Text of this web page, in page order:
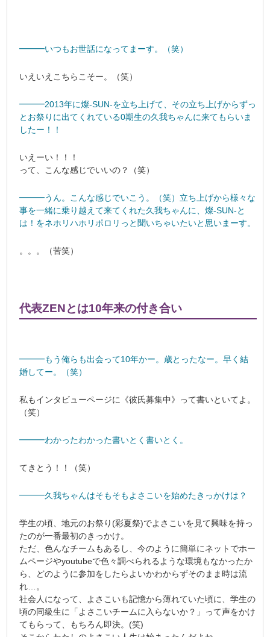
━━━いつもお世話になってまーす。（笑）
いえいえこちらこそー。（笑）
━━━2013年に燦-SUN-を立ち上げて、その立ち上げからずっ
とお祭りに出てくれている0期生の久我ちゃんに来てもらいま
したー！！
いえーい！！！
って、こんな感じでいいの？（笑）
━━━うん。こんな感じでいこう。（笑）立ち上げから様々な
事を一緒に乗り越えて来てくれた久我ちゃんに、燦-SUN-と
は！をネホリハホリポロリっと聞いちゃいたいと思いまーす。
。。。（苦笑）
代表ZENとは10年来の付き合い
━━━もう俺らも出会って10年かー。歳とったなー。早く結
婚してー。（笑）
私もインタビューページに《彼氏募集中》って書いといてよ。
（笑）
━━━わかったわかった書いとく書いとく。
てきとう！！（笑）
━━━久我ちゃんはそもそもよさこいを始めたきっかけは？
学生の頃、地元のお祭り(彩夏祭)でよさこいを見て興味を持っ
たのが一番最初のきっかけ。
ただ、色んなチームもあるし、今のように簡単にネットでホー
ムページやyoutubeで色々調べられるような環境もなかったか
ら、どのように参加をしたらよいかわからずそのまま時は流
れ…。
社会人になって、よさこいも記憶から薄れていた頃に、学生の
頃の同級生に「よさこいチームに入らないか？」って声をかけ
てもらって、もちろん即決。(笑)